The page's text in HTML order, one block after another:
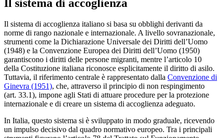
Il sistema di accoglienza
Il sistema di accoglienza italiano si basa su obblighi derivanti da
norme di rango nazionale e internazionale. A livello sovranazionale,
strumenti come la Dichiarazione Universale dei Diritti dell’Uomo
(1948) e la Convenzione Europea dei Diritti dell’Uomo (1950)
garantiscono i diritti delle persone migranti, mentre l’articolo 10
della Costituzione italiana riconosce esplicitamente il diritto di asilo.
Tuttavia, il riferimento centrale è rappresentato dalla Convenzione di
Ginevra (1951), che, attraverso il principio di non respingimento
(art. 33.1), impone agli Stati di attuare procedure per la protezione
internazionale e di creare un sistema di accoglienza adeguato.
In Italia, questo sistema si è sviluppato in modo graduale, ricevendo
un impulso decisivo dal quadro normativo europeo. Tra i principali